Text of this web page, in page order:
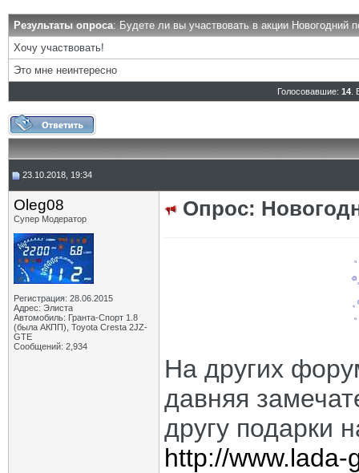
Результаты опроса: Будете ли вы участвовать в акции Новогодний
Хочу участвовать!
Это мне неинтересно
Голосовавшие: 14.
23.10.2018, 19:34
Oleg08
Супер Модератор
Регистрация: 28.06.2015
Адрес: Элиста
Автомобиль: Гранта-Спорт 1.8
(была АКПП), Toyota Cresta 2JZ-
GTE
Сообщений: 2,934
Опрос:
На других
давняя
другу подарки
http://